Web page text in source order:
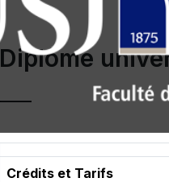
Diplôme
Crédits et Tarifs